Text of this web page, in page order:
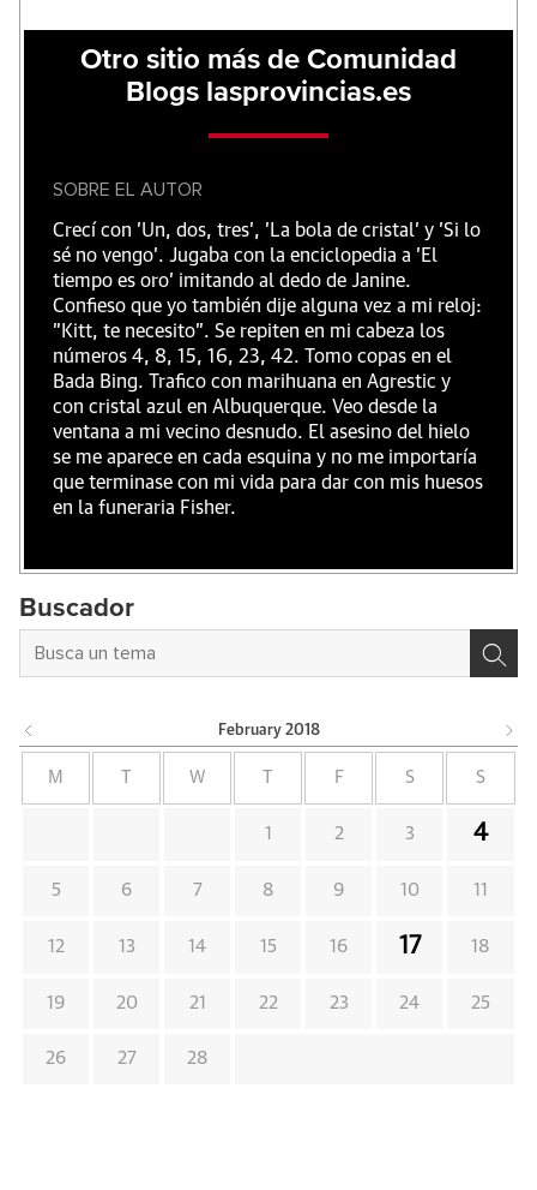
Otro sitio más de Comunidad
Blogs lasprovincias.es
SOBRE EL AUTOR
Crecí con 'Un, dos, tres', 'La bola de cristal' y 'Si lo
sé no vengo'. Jugaba con la enciclopedia a 'El
tiempo es oro' imitando al dedo de Janine.
Confieso que yo también dije alguna vez a mi reloj:
"Kitt, te necesito". Se repiten en mi cabeza los
números 4, 8, 15, 16, 23, 42. Tomo copas en el
Bada Bing. Trafico con marihuana en Agrestic y
con cristal azul en Albuquerque. Veo desde la
ventana a mi vecino desnudo. El asesino del hielo
se me aparece en cada esquina y no me importaría
que terminase con mi vida para dar con mis huesos
en la funeraria Fisher.
Buscador
February 2018
M W F S S
1 2 3 4
5 6 7 8 9 10 11
12 13 14 15 16 17 18
19 20 21 22 23 24 25
26 27 28